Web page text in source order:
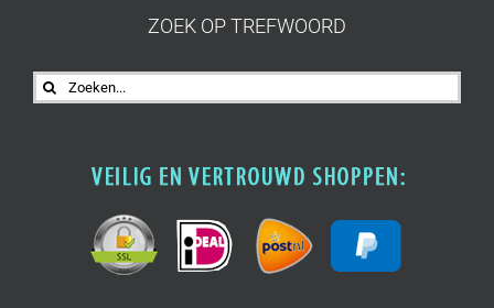
ZOEK OP TREFWOORD
Zoeken
naar: